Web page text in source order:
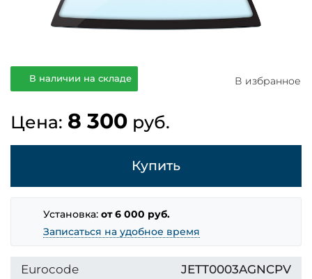
В наличии на складе В избранное
Цена: 8 300 руб.
Купить
Установка:от 6 000 руб.
Записаться на удобное время
Eurocode
JETT0003AGNCPV